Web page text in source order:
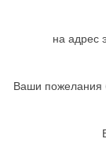
на адрес
Ваши пожелания